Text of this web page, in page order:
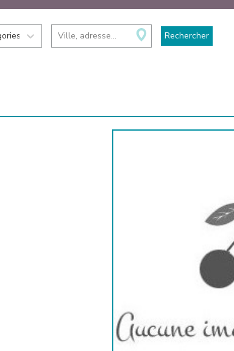
Ville, adresse... Rechercher